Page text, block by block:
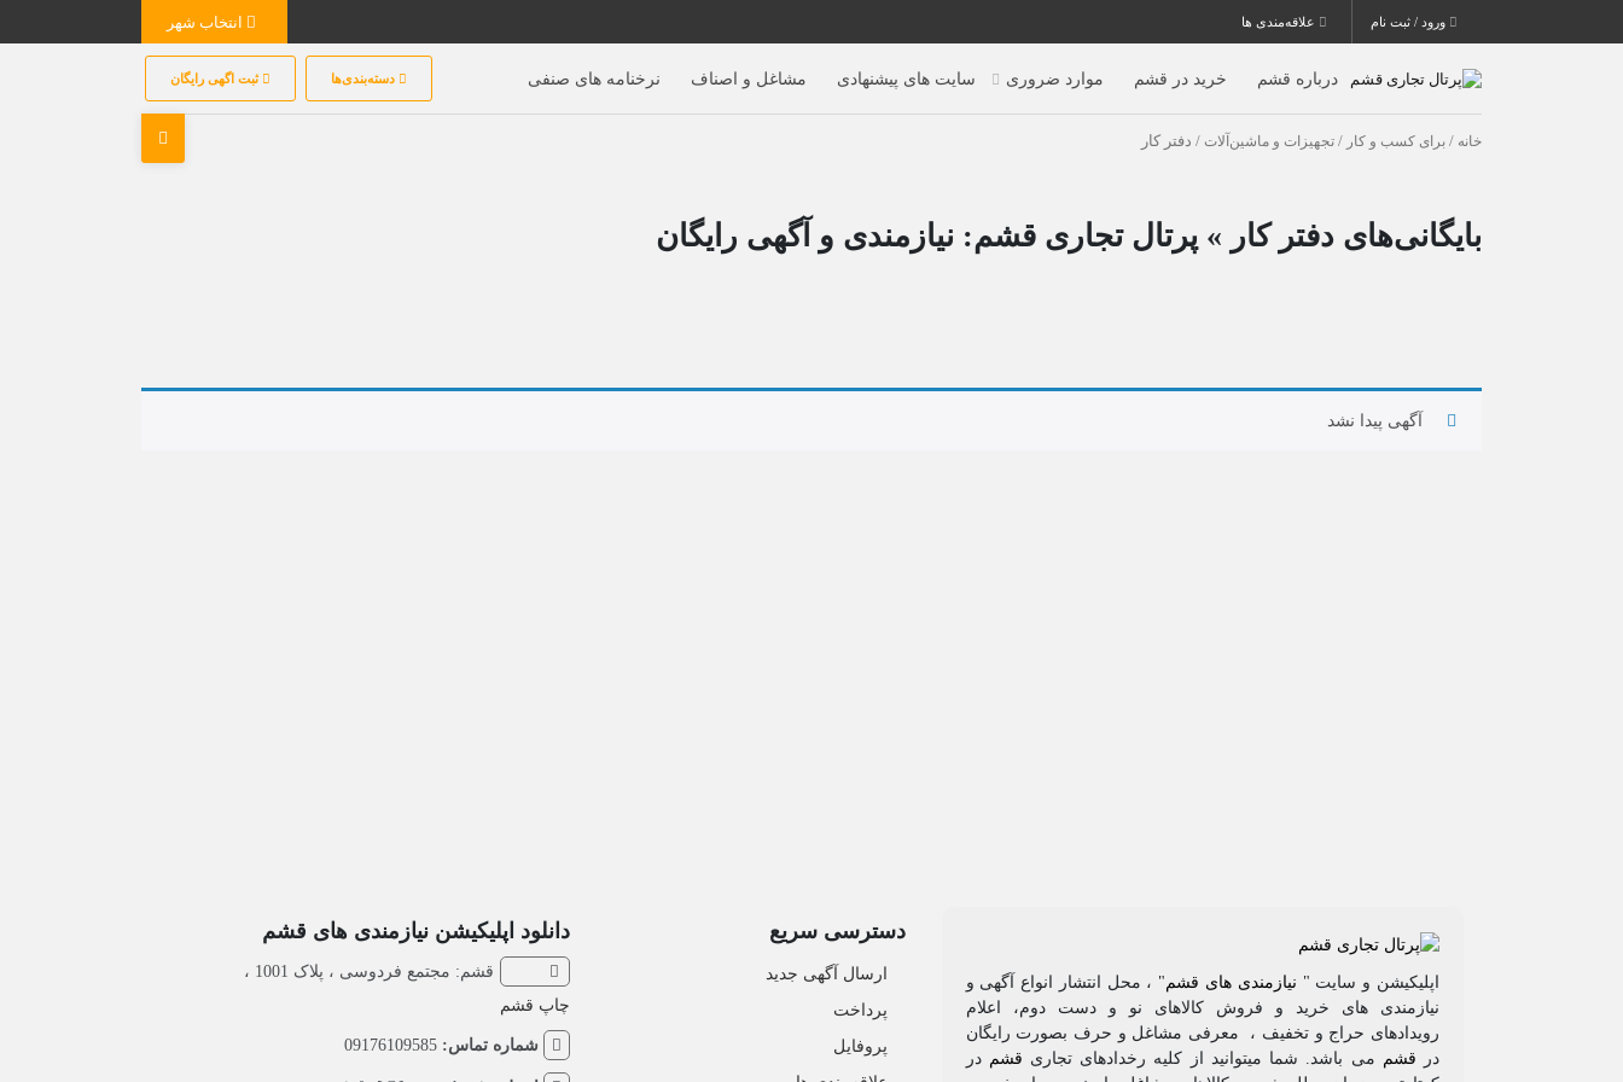
ورود / ثبت نام علاقه‌مندی ها
درباره قشم خرید در قشم موارد ضروری سایت های پیشنهادی مشاغل و اصناف نرخنامه های صنفی دسته‌بندی‌ها ثبت اگهی رایگان
خانه / برای کسب و کار / تجهیزات و ماشین‌آلات / دفتر کار
بایگانی‌های دفتر کار » پرتال تجاری قشم: نیازمندی و آگهی رایگان
آگهی پیدا نشد
اپلیکیشن و سایت " نیازمندی های قشم" ، محل انتشار انواع آگهی و
نیازمندی های خرید و فروش کالاهای نو و دست‌ دوم، اعلام
رویدادهای حراج و تخفیف ، معرفی مشاغل و حرف بصورت رایگان
در قشم می باشد. شما میتوانید از کلیه رخدادهای تجاری قشم در
دسترسی سریع
ارسال آگهی جدید
پرداخت
پروفایل
دانلود اپلیکیشن نیازمندی های قشم
قشم: مجتمع فردوسی ، پلاک 1001 ،
چاپ قشم
شماره تماس: 09176109585